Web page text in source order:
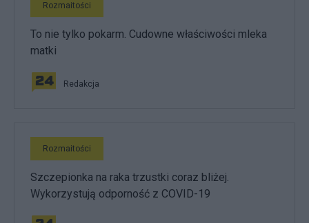
Rozmaitości
To nie tylko pokarm. Cudowne właściwości mleka
matki
Redakcja
Rozmaitości
Szczepionka na raka trzustki coraz bliżej.
Wykorzystują odporność z COVID-19